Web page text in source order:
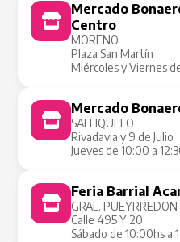
Mercado
Centro
MORENO
Plaza San Martín
Miércoles y Viernes
Mercado
SALLIQUELO
Rivadavia y 9 de Julio
Jueves de 10:00 a
Feria Barrial
GRAL. PUEYRREDON
Calle 495 Y 20
Sábado de 10:00hs a